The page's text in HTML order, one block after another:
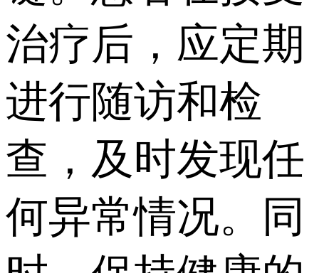
治疗后，应定期
进行随访和检
查，及时发现任
何异常情况。同